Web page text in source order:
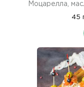
Моцарелла,
45